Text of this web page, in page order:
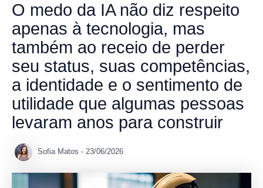
O medo da IA não diz respeito
apenas à tecnologia, mas
também ao receio de perder
seu status, suas competências,
a identidade e o sentimento de
utilidade que algumas pessoas
levaram anos para construir
Sofia Matos - 23/06/2026